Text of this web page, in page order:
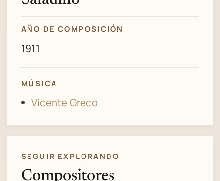
AÑO DE COMPOSICIÓN
1911
MÚSICA
Vicente Greco
SEGUIR EXPLORANDO
Compositores